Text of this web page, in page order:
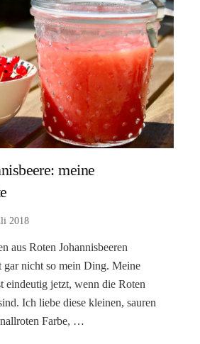
meine
2018
aus Roten Johannisbeeren
gar nicht so mein Ding. Meine
eindeutig jetzt, wenn die Roten
Ich liebe diese kleinen, sauren
Farbe, …